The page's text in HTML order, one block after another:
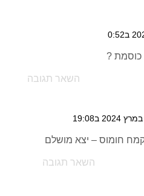
?
השאר תגובה
חומוס – יצא מושלם
השאר תגובה